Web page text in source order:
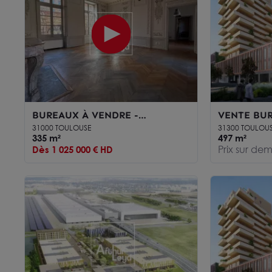
BUREAUX À VENDRE -
MONUMENT HISTORIQUE -
CARMES TOULOUSE
31000 TOULOUSE
335 m²
Dès 1 025 000 € HD
VENTE
UN
STANDING
31300
497 m²
Prix sur